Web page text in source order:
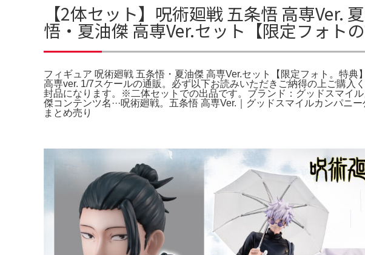
【2体セット】呪術廻戦 五条悟 高専Ver.
悟・夏油傑 高専Ver.セット【限定フォト
フィギュア 呪術廻戦 五条悟・夏油傑 高専Ver.セット【限定フォト。特
高専ver. 1/7スケールの通販。必ず以下お読みいただきご納得の上ご購入
封品になります。※二体セットでの出品です。ブランド：グッドスマイ
傑コンテンツ名···呪術廻戦。五条悟 高専Ver.｜グッドスマイルカンパ
まとめ売り